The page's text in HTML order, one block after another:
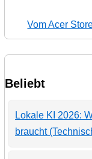
Vom Acer
Beliebt
Lokale KI 2026:
braucht